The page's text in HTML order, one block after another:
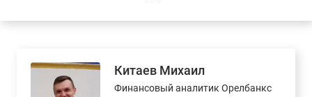
Китаев Михаил
Финансовый аналитик Орелбанкс